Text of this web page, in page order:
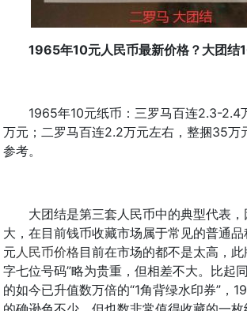
1965年10元人民币最新价格？大团结
1965年10元纸币：三罗马百连2.3-2.4
万元；二罗马百连2.2万元左右，整捆35万
参考。
大团结是第三套人民币中的典型代表，
大，在目前钱币收藏市场属于常见的普通
元 人民币价格目前在市场的都不是太高，
字七位号码”略为贵重，但相差不大。比起
的如今已升值数万倍的“1角背绿水印券”，